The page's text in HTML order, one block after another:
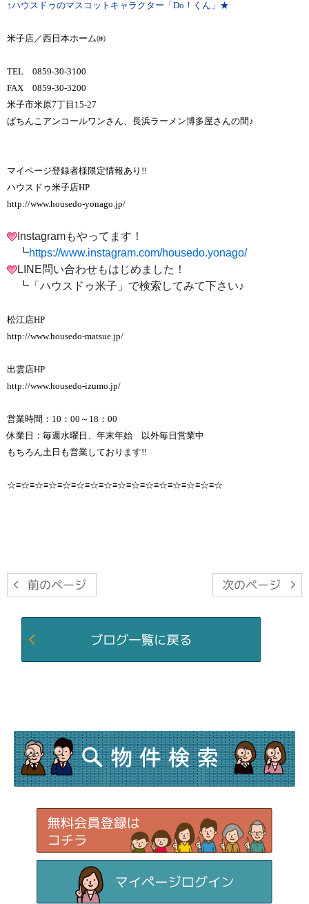
↑ハウスドゥのマスコットキャラクター「Do！くん」★
米子店／西日本ホーム㈱
TEL 0859-30-3100
FAX 0859-30-3200
米子市米原7丁目15-27
ぱちんこアンコールワンさん、長浜ラーメン博多屋さんの間♪
マイページ登録者様限定情報あり!!
ハウスドゥ米子店HP
http://www.housedo-yonago.jp/
Instagramもやってます！
┗https://www.instagram.com/housedo.yonago/
LINE問い合わせもはじめました！
┗「ハウスドゥ米子」で検索してみて下さい♪
松江店HP
http://www.housedo-matsue.jp/
出雲店HP
http://www.housedo-izumo.jp/
営業時間：10：00～18：00
休業日：毎週水曜日、年末年始 以外毎日営業中
もちろん土日も営業しております!!
☆≡☆≡☆≡☆≡☆≡☆≡☆≡☆≡☆≡☆≡☆≡☆≡☆≡☆≡☆≡☆